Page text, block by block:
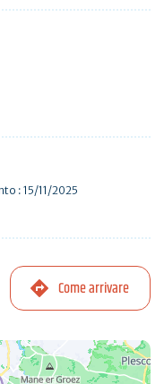
: 15/11/2025
Come arrivare